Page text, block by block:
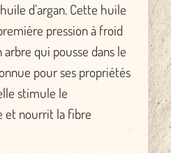
d’argan. Cette huile
pression à froid
qui pousse dans le
pour ses propriétés
stimule le
et nourrit la fibre